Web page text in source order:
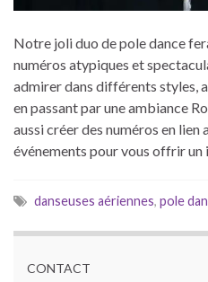
Notre joli duo de pole dance
numéros atypiques et
admirer dans différents styles,
en passant par une ambiance
aussi créer des numéros en lien
événements pour vous offrir un
danseuses aériennes, pole
CONTACT